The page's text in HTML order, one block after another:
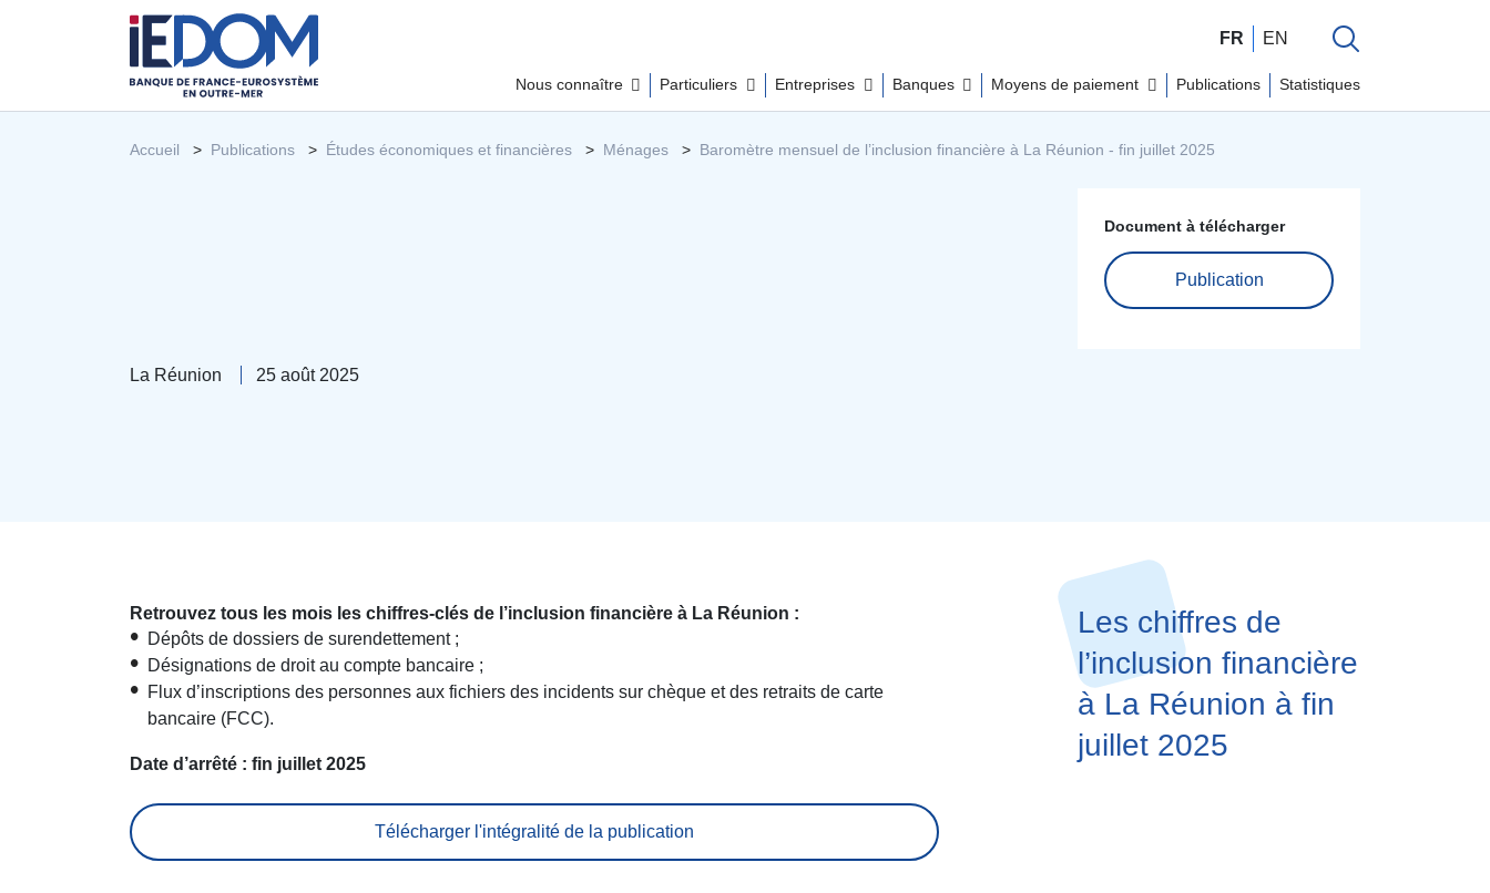
FR EN
Nous connaître Particuliers Entreprises Banques Moyens de paiement Publications Statistiques
Accueil Publications Études économiques et financières Ménages Baromètre mensuel de l’inclusion financière à La Réunion - fin juillet 2025
La Réunion 25 août 2025
Document à télécharger
Publication
Retrouvez tous les mois les chiffres-clés de l’inclusion financière à La Réunion :
Dépôts de dossiers de surendettement ;
Désignations de droit au compte bancaire ;
Flux d’inscriptions des personnes aux fichiers des incidents sur chèque et des retraits de carte
bancaire (FCC).
Date d’arrêté : fin juillet 2025
Télécharger l'intégralité de la publication
Les chiffres de
l’inclusion financière
à La Réunion à fin
juillet 2025